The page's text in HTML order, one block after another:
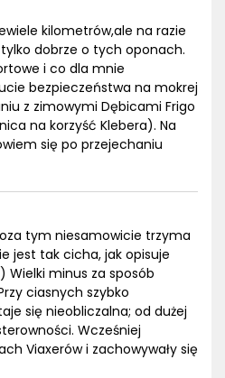
kilometrów,ale na razie
dobrze o tych oponach.
i co dla mnie
bezpieczeństwa na mokrej
z zimowymi Dębicami Frigo
na korzyść Klebera). Na
się po przejechaniu
tym niesamowicie trzyma
jest tak cicha, jak opisuje
minus za sposób
ciasnych szybko
się nieobliczalna; od dużej
Wcześniej
Viaxerów i zachowywały się